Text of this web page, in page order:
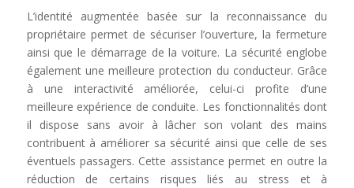
L’identité augmentée basée sur la reconnaissance du
propriétaire permet de sécuriser l’ouverture, la fermeture
ainsi que le démarrage de la voiture. La sécurité englobe
également une meilleure protection du conducteur. Grâce
à une interactivité améliorée, celui-ci profite d’une
meilleure expérience de conduite. Les fonctionnalités dont
il dispose sans avoir à lâcher son volant des mains
contribuent à améliorer sa sécurité ainsi que celle de ses
éventuels passagers. Cette assistance permet en outre la
réduction de certains risques liés au stress et à